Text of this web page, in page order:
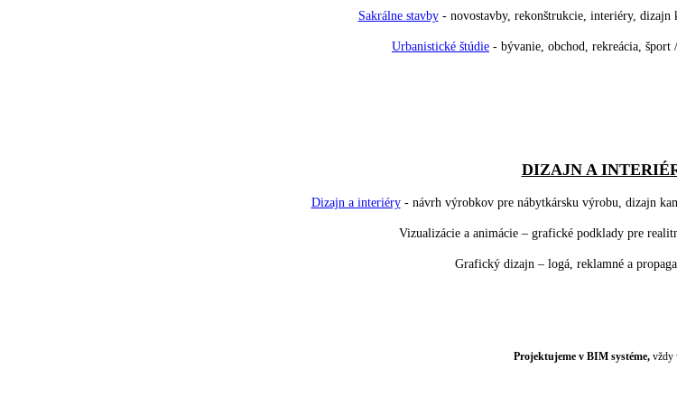
Sakrálne stavby- novostavby, rekonštrukcie, interiéry, dizajn
Urbanistické štúdie - bývanie, obchod, rekreácia, šport
DIZAJN A
Dizajn a interiéry- návrh výrobkov pre nábytkársku výrobu, dizajn
Vizualizácie a animácie – grafické podklady pre
Grafický dizajn – logá, reklamné a
Projektujeme v BIM systéme, vždy